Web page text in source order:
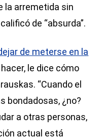
la arremetida sin
de “absurda”.
de meterse en la
le dice cómo
“Cuando el
bondadosas, ¿no?
a otras personas,
actual está